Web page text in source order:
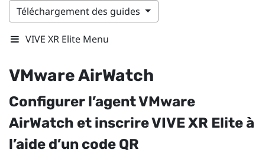
Téléchargement des guides
VIVE XR Elite Menu
VMware AirWatch
Configurer l’agentVMware
AirWatch et inscrireVIVE XR Eliteà
l’aide d’un code QR